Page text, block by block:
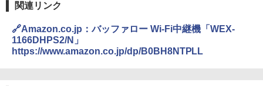
関連リンク
🔗Amazon.co.jp：バッファロー Wi-Fi中継機「WEX-
1166DHPS2/N」
https://www.amazon.co.jp/dp/B0BH8NTPLL